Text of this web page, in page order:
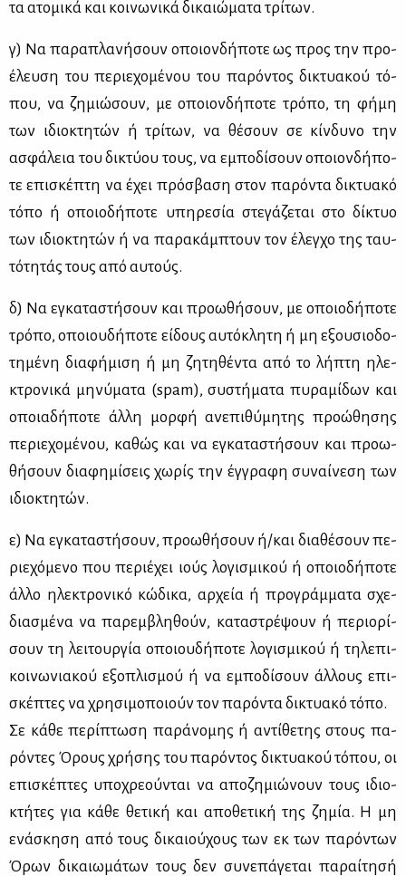
τα ατο­μι­κά και κοι­νω­νι­κά δι­καιώ­μα­τα τρί­των.
γ) Να πα­ρα­πλα­νή­σουν οποιον­δή­πο­τε ως προς την προ­
έ­λευ­ση του πε­ριε­χο­μέ­νου του πα­ρό­ντος δι­κτυα­κού τό­
που, να ζη­μιώ­σουν, με οποιον­δή­πο­τε τρό­πο, τη φή­μη
των ιδιο­κτη­τών ή τρί­των, να θέ­σουν σε κίν­δυ­νο την
ασφά­λεια του δι­κτύ­ου τους, να εμπο­δί­σουν οποιον­δή­πο­
τε επι­σκέ­πτη να έχει πρό­σβα­ση στον πα­ρό­ντα δι­κτυα­κό
τό­πο ή οποιο­δή­πο­τε υπη­ρε­σία στε­γά­ζε­ται στο δί­κτυο
των ιδιο­κτη­τών ή να πα­ρα­κάμ­πτουν τον έλεγ­χο της ταυ­
τό­τη­τάς τους από αυ­τούς.
δ) Να εγκα­τα­στή­σουν και προ­ω­θή­σουν, με οποιο­δή­πο­τε
τρό­πο, οποιου­δή­πο­τε εί­δους αυ­τό­κλη­τη ή μη εξου­σιο­δο­
τη­μέ­νη δια­φή­μι­ση ή μη ζη­τη­θέ­ντα από το λή­πτη ηλε­
κτρο­νι­κά μη­νύ­μα­τα (spam), συ­στή­μα­τα πυ­ρα­μί­δων και
οποια­δή­πο­τε άλ­λη μορ­φή ανε­πι­θύ­μη­της προ­ώ­θη­σης
πε­ριε­χο­μέ­νου, κα­θώς και να εγκα­τα­στή­σουν και προ­ω­
θή­σουν δια­φη­μί­σεις χω­ρίς την έγ­γρα­φη συ­ναί­νε­ση των
ιδιο­κτη­τών.
ε) Να εγκα­τα­στή­σουν, προ­ω­θή­σουν ή/και δια­θέ­σουν πε­
ριε­χό­με­νο που πε­ριέ­χει ιούς λο­γι­σμι­κού ή οποιο­δή­πο­τε
άλ­λο ηλε­κτρο­νι­κό κώ­δι­κα, αρ­χεία ή προ­γράμ­μα­τα σχε­
δια­σμέ­να να πα­ρεμ­βλη­θούν, κα­τα­στρέ­ψουν ή πε­ριο­ρί­
σουν τη λει­τουρ­γία οποιου­δή­πο­τε λο­γι­σμι­κού ή τη­λε­πι­
κοι­νω­νια­κού εξο­πλι­σμού ή να εμπο­δί­σουν άλ­λους επι­
σκέ­πτες να χρη­σι­μο­ποιούν τον πα­ρό­ντα δι­κτυα­κό τό­πο.
Σε κά­θε πε­ρί­πτω­ση πα­ρά­νο­μης ή αντί­θε­της στους πα­
ρό­ντες Όρους χρή­σης του πα­ρό­ντος δι­κτυα­κού τό­που, οι
επι­σκέ­πτες υπο­χρε­ού­νται να απο­ζη­μιώ­νουν τους ιδιο­
κτή­τες για κά­θε θε­τι­κή και απο­θε­τι­κή της ζη­μία. Η μη
ενά­σκη­ση από τους δι­καιού­χους των εκ των πα­ρό­ντων
Όρων δι­καιω­μά­των τους δεν συ­νε­πά­γε­ται πα­ραί­τη­σή